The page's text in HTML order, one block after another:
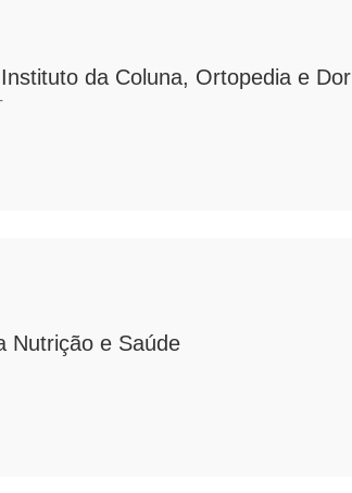
da Coluna, Ortopedia e Dor
Nutrição e Saúde